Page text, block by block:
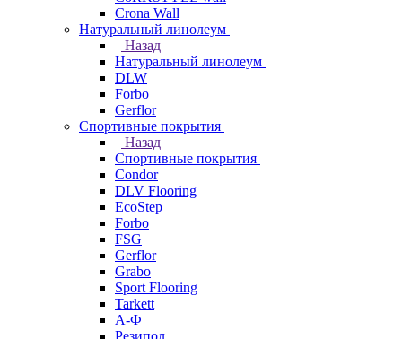
Crona Wall
Натуральный линолеум
Назад
Натуральный линолеум
DLW
Forbo
Gerflor
Спортивные покрытия
Назад
Спортивные покрытия
Condor
DLV Flooring
EcoStep
Forbo
FSG
Gerflor
Grabo
Sport Flooring
Tarkett
А-Ф
Резипол